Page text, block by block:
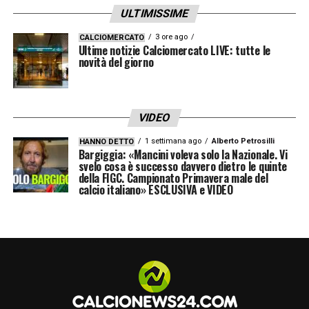
Tuttavia, non mancano le affascinanti piste
internazionali. Direttamente dal Sudamerica,
come scrive il quotidianoTuttosport,
rimbalza infatti il forte interesse per
perno delFluminense. Una traccia esotica
che conferma la ferma volontà del club di
monitorare costantemente diversi mercati
globali, alla continua ricerca delle occasioni
LA PLAYLIST DELLE NOSTRE TOP NEWS
ULTIMISSIME
CALCIOMERCATO 3 ore ago
Ultime notizie Calciomercato LIVE: tutte le
novità del giorno
VIDEO
HANNO DETTO 1 settimana ago Alberto Petrosilli
Bargiggia: «Mancini voleva solo la Nazionale. Vi
svelo cosa è successo davvero dietro le quinte
della FIGC. Campionato Primavera male del
calcio italiano» ESCLUSIVA e VIDEO